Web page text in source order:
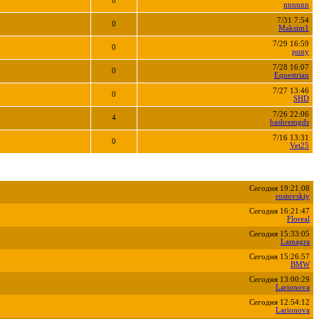
nnnnnn
0
7/31 7:54
Maksim1
0
7/29 16:59
pony
0
7/28 16:07
Equestrian
0
7/27 13:46
SHD
4
7/26 22:06
bashremgds
0
7/16 13:31
Vet25
Сегодня 19:21:08
rostovskiy
Сегодня 16:21:47
Floreal
Сегодня 15:33:05
Lamagra
Сегодня 15:26:57
BMW
Сегодня 13:00:29
Larionova
Сегодня 12:54:12
Larionova